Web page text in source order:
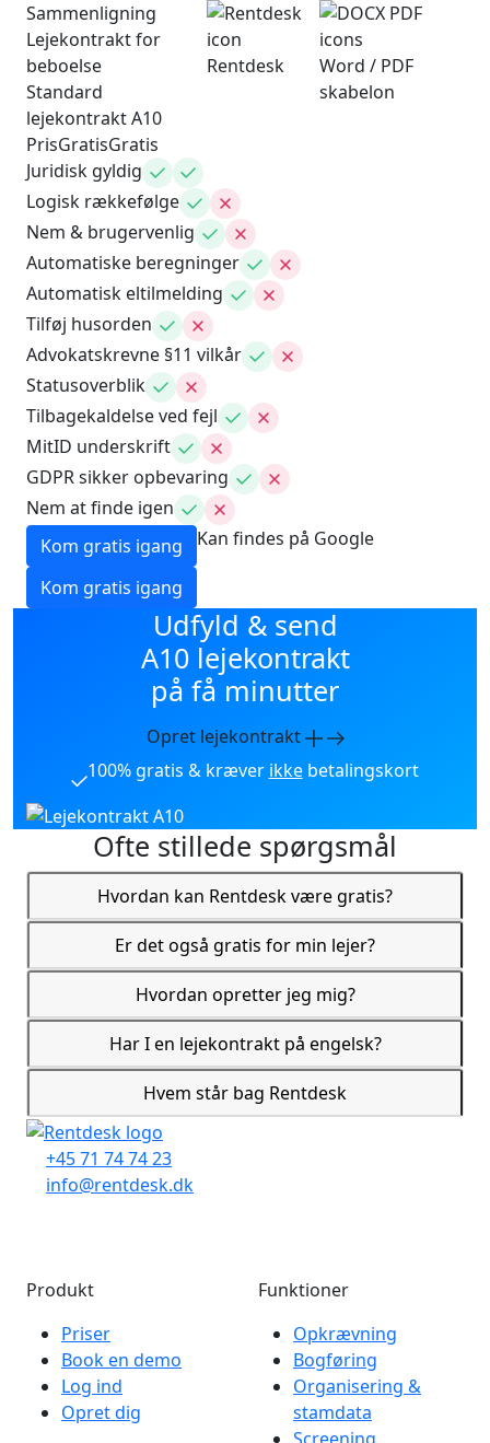
Sammenligning
Lejekontrakt for
beboelse
Standard
lejekontrakt A10
Rentdesk
Word / PDF
skabelon
PrisGratisGratis
Juridisk gyldig
Logisk rækkefølge
Nem & brugervenlig
Automatiske beregninger
Automatisk eltilmelding
Tilføj husorden
Advokatskrevne §11 vilkår
Statusoverblik
Tilbagekaldelse ved fejl
MitID underskrift
GDPR sikker opbevaring
Nem at finde igen
Kom gratis igang
Kan findes på Google
Kom gratis igang
Udfyld & send
A10 lejekontrakt
på få minutter
Opret lejekontrakt
100% gratis & kræver ikkebetalingskort
Ofte stillede spørgsmål
Hvordan kan Rentdesk være gratis?
Er det også gratis for min lejer?
Hvordan opretter jeg mig?
Har I en lejekontrakt på engelsk?
Hvem står bag Rentdesk
+45 71 74 74 23
info@rentdesk.dk
Produkt
Priser
Book en demo
Log ind
Opret dig
Funktioner
Opkrævning
Bogføring
Organisering &
stamdata
Screening